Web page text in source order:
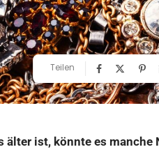
Teilen
älter ist, könnte es manche